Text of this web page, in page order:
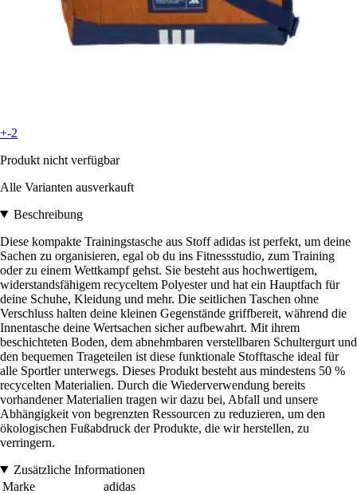
+-2
Produkt nicht verfügbar
Alle Varianten ausverkauft
Beschreibung
Diese kompakte Trainingstasche aus Stoff adidas ist perfekt, um deine
Sachen zu organisieren, egal ob du ins Fitnessstudio, zum Training
oder zu einem Wettkampf gehst. Sie besteht aus hochwertigem,
widerstandsfähigem recyceltem Polyester und hat ein Hauptfach für
deine Schuhe, Kleidung und mehr. Die seitlichen Taschen ohne
Verschluss halten deine kleinen Gegenstände griffbereit, während die
Innentasche deine Wertsachen sicher aufbewahrt. Mit ihrem
beschichteten Boden, dem abnehmbaren verstellbaren Schultergurt und
den bequemen Trageteilen ist diese funktionale Stofftasche ideal für
alle Sportler unterwegs. Dieses Produkt besteht aus mindestens 50 %
recycelten Materialien. Durch die Wiederverwendung bereits
vorhandener Materialien tragen wir dazu bei, Abfall und unsere
Abhängigkeit von begrenzten Ressourcen zu reduzieren, um den
ökologischen Fußabdruck der Produkte, die wir herstellen, zu
verringern.
Zusätzliche Informationen
Marke
adidas